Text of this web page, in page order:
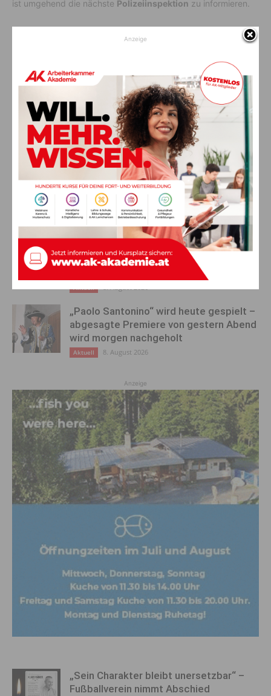
ist umgehend die nächste Polizeiinspektion zu informieren.
Vergiftete Gänsegeier: Waren
Nächster Artikel
28 neue Staatsbürger feierlich
in Kärnten willkommen
geheißen
AKTUELLES
Ein langes Leben ging zu Ende: Anna
Stulier im 106. Lebensjahr verstorben
Aktuell 8. August 2026
Ehrung für 50 Jahre Chorleitung:
Kärntner Lorbeer in Gold für Herwig
Aktuell 8. August 2026
„Paolo Santonino“ wird heute gespielt –
abgesagte Premiere von gestern Abend
wird morgen nachgeholt
Aktuell 8. August 2026
Anzeige
„Sein Charakter bleibt unersetzbar“ –
Fußballverein nimmt Abschied
Anzeige